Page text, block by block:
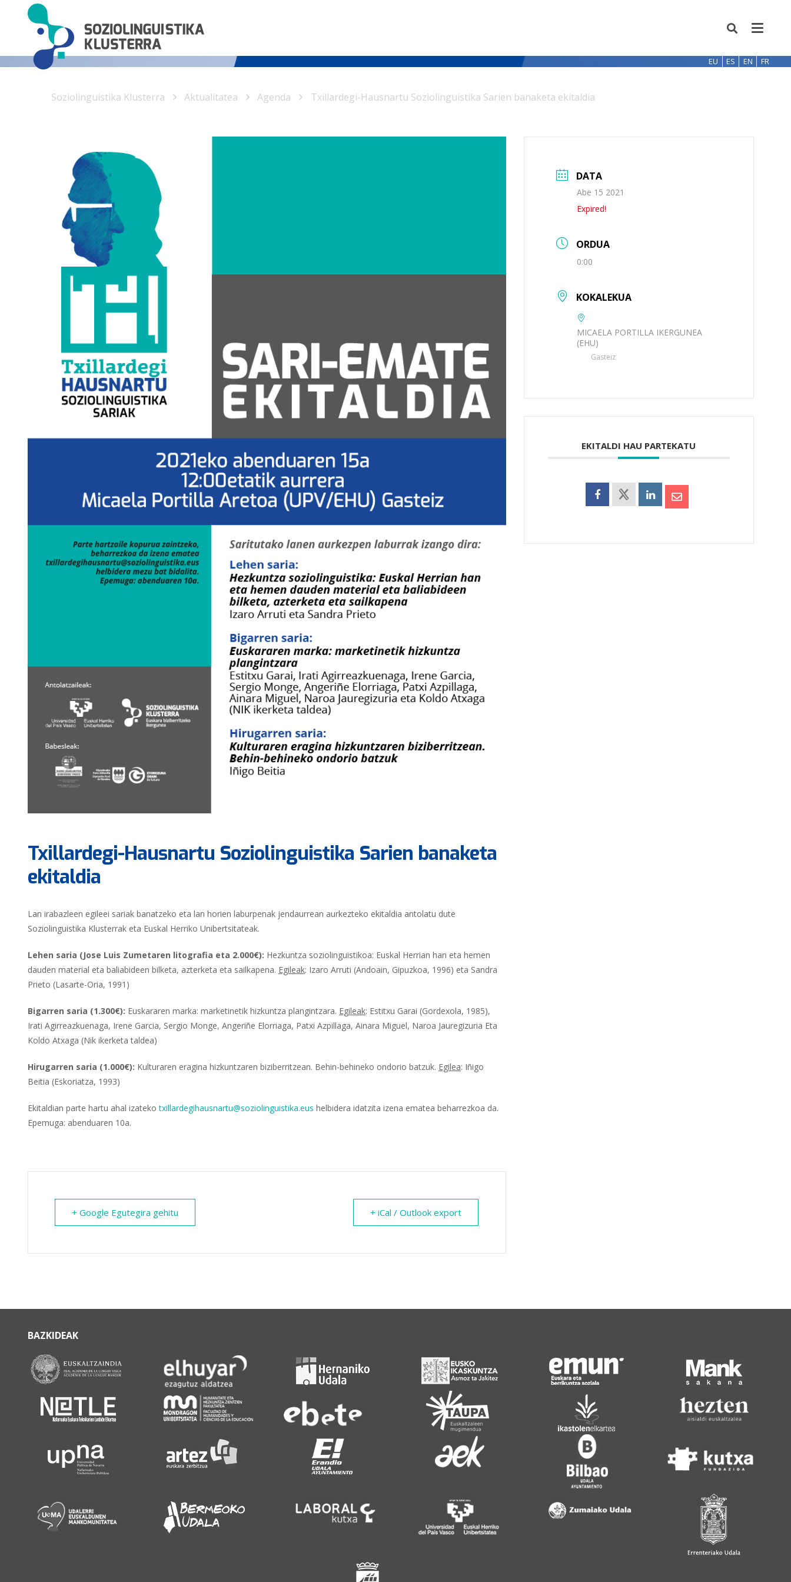
EU ES EN FR
Soziolinguistika Klusterra Aktualitatea Agenda Txillardegi-Hausnartu Soziolinguistika Sarien banaketa ekitaldia
Txillardegi-Hausnartu Soziolinguistika Sarien banaketa
ekitaldia
Lan irabazleen egileei sariak banatzeko eta lan horien laburpenak jendaurrean aurkezteko ekitaldia antolatu dute
Soziolinguistika Klusterrak eta Euskal Herriko Unibertsitateak.
Lehen saria (Jose Luis Zumetaren litografia eta 2.000€): Hezkuntza soziolinguistikoa: Euskal Herrian han eta hemen
dauden material eta baliabideen bilketa, azterketa eta sailkapena. Egileak: Izaro Arruti (Andoain, Gipuzkoa, 1996) eta Sandra
Prieto (Lasarte-Oria, 1991)
Bigarren saria (1.300€): Euskararen marka: marketinetik hizkuntza plangintzara. Egileak: Estitxu Garai (Gordexola, 1985),
Irati Agirreazkuenaga, Irene Garcia, Sergio Monge, Angeriñe Elorriaga, Patxi Azpillaga, Ainara Miguel, Naroa Jauregizuria Eta
Koldo Atxaga (Nik ikerketa taldea)
Hirugarren saria (1.000€): Kulturaren eragina hizkuntzaren biziberritzean. Behin-behineko ondorio batzuk. Egilea: Iñigo
Beitia (Eskoriatza, 1993)
Ekitaldian parte hartu ahal izatekotxillardegihausnartu@soziolinguistika.eus helbidera idatzita izena ematea beharrezkoa da.
Epemuga: abenduaren 10a.
+ Google Egutegira gehitu + iCal / Outlook export
DATA
Abe 15 2021
Expired!
ORDUA
0:00
KOKALEKUA
MICAELA PORTILLA IKERGUNEA
(EHU)
Gasteiz
EKITALDI HAU PARTEKATU
BAZKIDEAK